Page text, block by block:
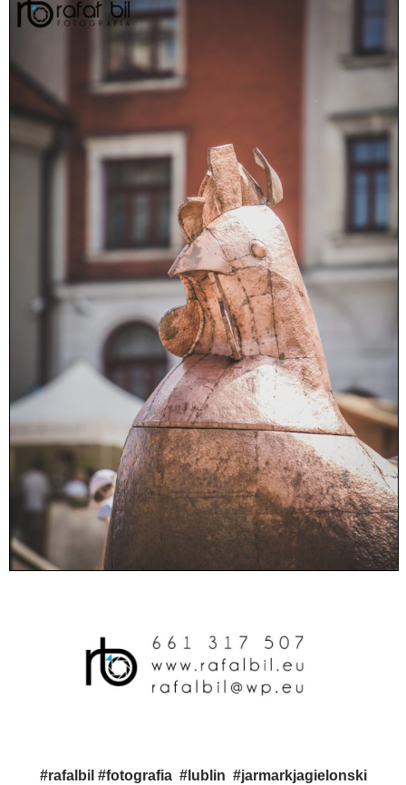
#rafalbil #fotografia #lublin #jarmarkjagielonski